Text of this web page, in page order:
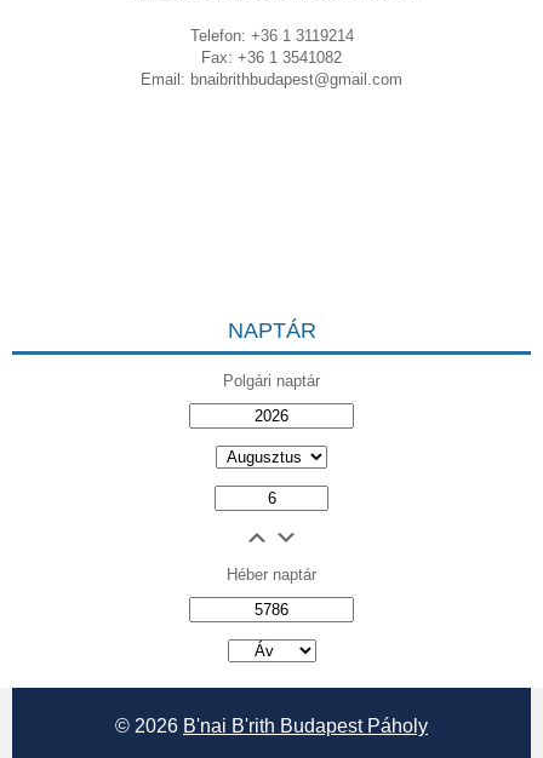
Telefon: +36 1 3119214
Fax: +36 1 3541082
Email: bnaibrithbudapest@gmail.com
NAPTÁR
Polgári naptár
Héber naptár
© 2026 B'nai B'rith Budapest Páholy